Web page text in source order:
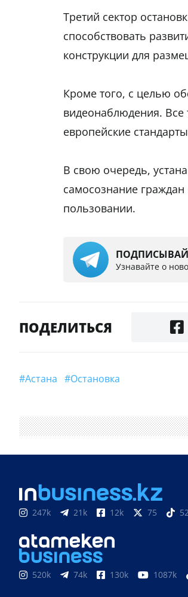
Третий сектор
способствовать
конструкции для
Кроме того, с целью
видеонаблюдения.
европейские
В свою очередь,
самосознание
пользовании.
Узнавайте о
ПОДЕЛИТЬСЯ
#Астана #Остановка
247k 21k 12k 75
520k 74k 130k 1087k